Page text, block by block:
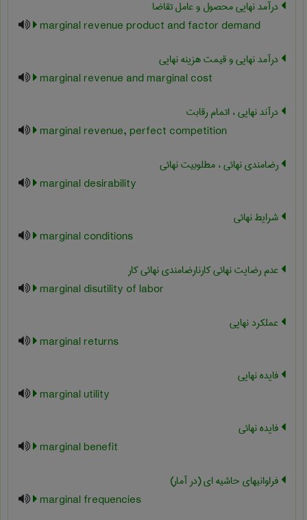
درآمد نهایی محصول و عامل تقاضا
marginal revenue product and factor demand
درآمد نهایی و قیمت هزینه نهایی
marginal revenue and marginal cost
درآند نهایی ، اتمام رقابت
marginal revenue, perfect competition
رضامندی نهائی ، مطلوبیت نهائی
marginal desirability
شرایط نهائی
marginal conditions
عدم رضایت نهائی کارنارضامندی نهائی کار
marginal disutility of labor
عملکرد نهایی
marginal returns
فایده نهایی
marginal utility
فایده نهائی
marginal benefit
فراوانیهای حاشیه ای (در آمار)
marginal frequencies